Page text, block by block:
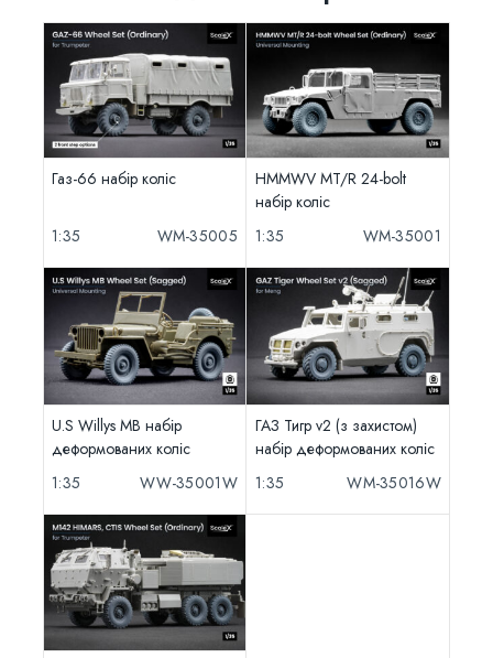
Газ-66 набір коліс
1:35 WM-35005
HMMWV MT/R 24-bolt
набір коліс
1:35
WM-35001
U.S Willys MB набір
деформованих коліс
1:35
WW-35001W
ГАЗ Тигр v2 (з захистом)
набір деформованих коліс
1:35
WM-35016W